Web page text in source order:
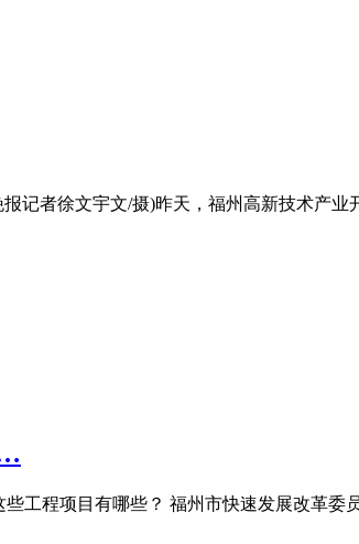
记者徐文宇文/摄)昨天，福州高新技术产
工程项目有哪些？ 福州市快速发展改革